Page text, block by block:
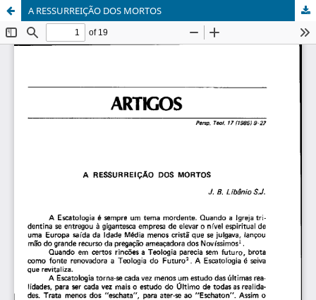
A RESSURREIÇÃO DOS MORTOS